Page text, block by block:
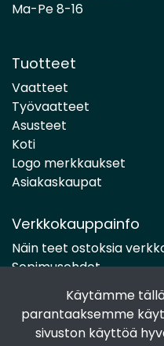
Käytämme
parantaaksemme
sivuston käyttöä
Ma-Pe 8-16
Tuotteet
Vaatteet
Työvaatteet
Asusteet
Koti
Logo merkkaukset
Asiakaskaupat
Verkkokauppainfo
Näin teet ostoksia
Sopimusehdot
Toimitustavat
Maksutavat
Tietosuojaseloste